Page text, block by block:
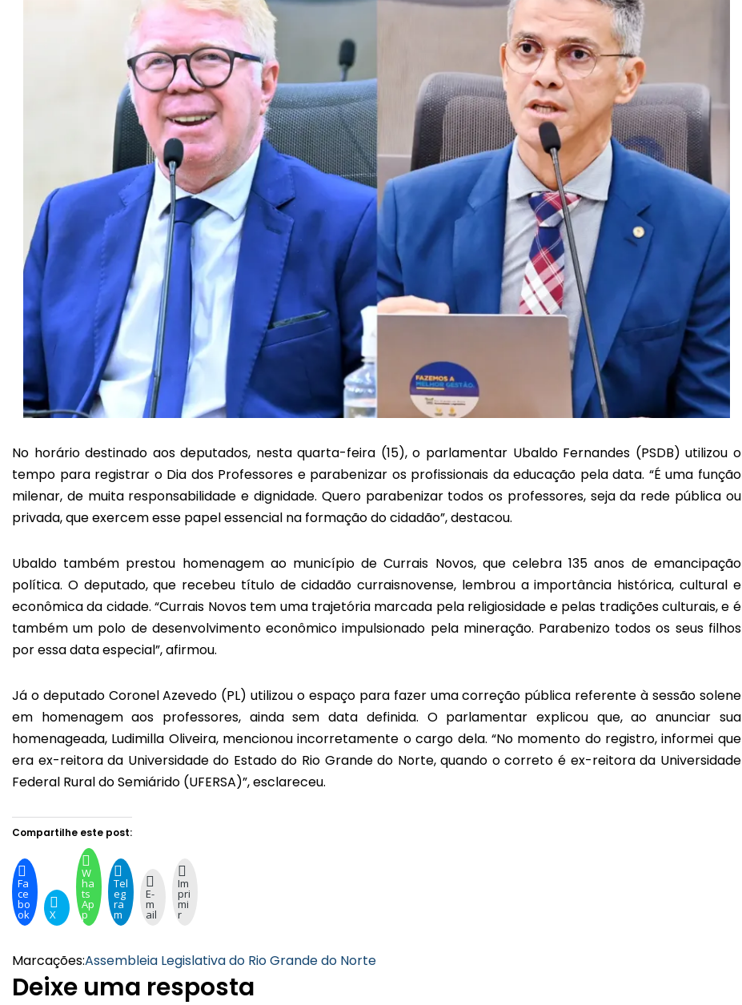
No horário destinado aos deputados, nesta quarta-feira (15), o parlamentar Ubaldo Fernandes (PSDB) utilizou o
tempo para registrar o Dia dos Professores e parabenizar os profissionais da educação pela data. “É uma função
milenar, de muita responsabilidade e dignidade. Quero parabenizar todos os professores, seja da rede pública ou
privada, que exercem esse papel essencial na formação do cidadão”, destacou.
Ubaldo também prestou homenagem ao município de Currais Novos, que celebra 135 anos de emancipação
política. O deputado, que recebeu título de cidadão curraisnovense, lembrou a importância histórica, cultural e
econômica da cidade. “Currais Novos tem uma trajetória marcada pela religiosidade e pelas tradições culturais, e é
também um polo de desenvolvimento econômico impulsionado pela mineração. Parabenizo todos os seus filhos
por essa data especial”, afirmou.
Já o deputado Coronel Azevedo (PL) utilizou o espaço para fazer uma correção pública referente à sessão solene
em homenagem aos professores, ainda sem data definida. O parlamentar explicou que, ao anunciar sua
homenageada, Ludimilla Oliveira, mencionou incorretamente o cargo dela. “No momento do registro, informei que
era ex-reitora da Universidade do Estado do Rio Grande do Norte, quando o correto é ex-reitora da Universidade
Federal Rural do Semiárido (UFERSA)”, esclareceu.
Compartilhe este post:
Fa
ce
bo
ok X
W
ha
ts
Ap
p
Tel
eg
ra
m
E-
m
ail
Im
pri
mi
r
Marcações:Assembleia Legislativa do Rio Grande do Norte
Deixe uma resposta